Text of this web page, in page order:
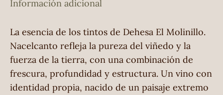
Información adicional
La esencia de los tintos de Dehesa El Molinillo.
Nacelcanto refleja la pureza del viñedo y la
fuerza de la tierra, con una combinación de
frescura, profundidad y estructura. Un vino con
identidad propia, nacido de un paisaje extremo